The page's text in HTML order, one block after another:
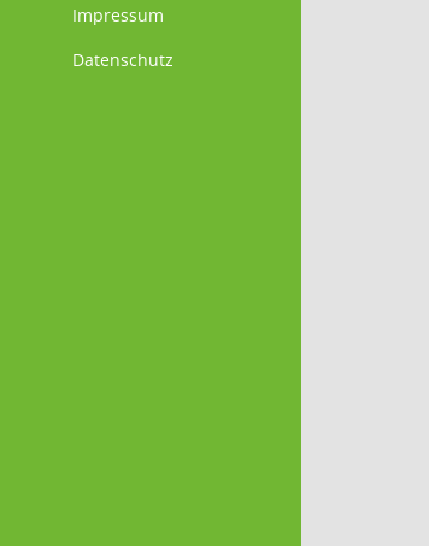
Impressum
Datenschutz